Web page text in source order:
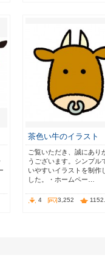
茶色い牛のイラスト
ご覧いただき、誠にあり
うございます。シンプル
いやすいイラストを制作
した。・ホームペー…
4 3,252